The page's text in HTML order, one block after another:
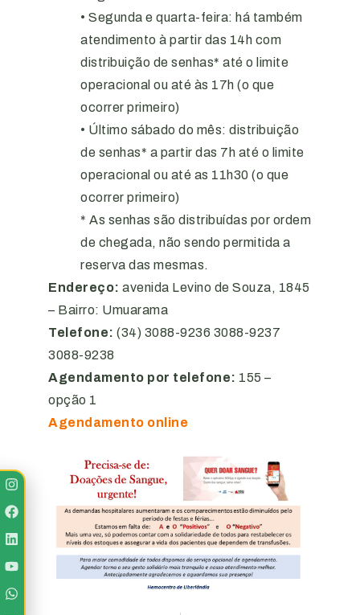
• Segunda e quarta-feira: há também
atendimento à partir das 14h com
distribuição de senhas* até o limite
operacional ou até às 17h (o que
ocorrer primeiro)
• Último sábado do mês: distribuição
de senhas* a partir das 7h até o limite
operacional ou até as 11h30 (o que
ocorrer primeiro)
* As senhas são distribuídas por ordem
de chegada, não sendo permitida a
reserva das mesmas.
Endereço: avenida Levino de Souza, 1845
– Bairro: Umuarama
Telefone: (34) 3088-9236 3088-9237
3088-9238
Agendamento por telefone: 155 –
opção 1
Agendamento online